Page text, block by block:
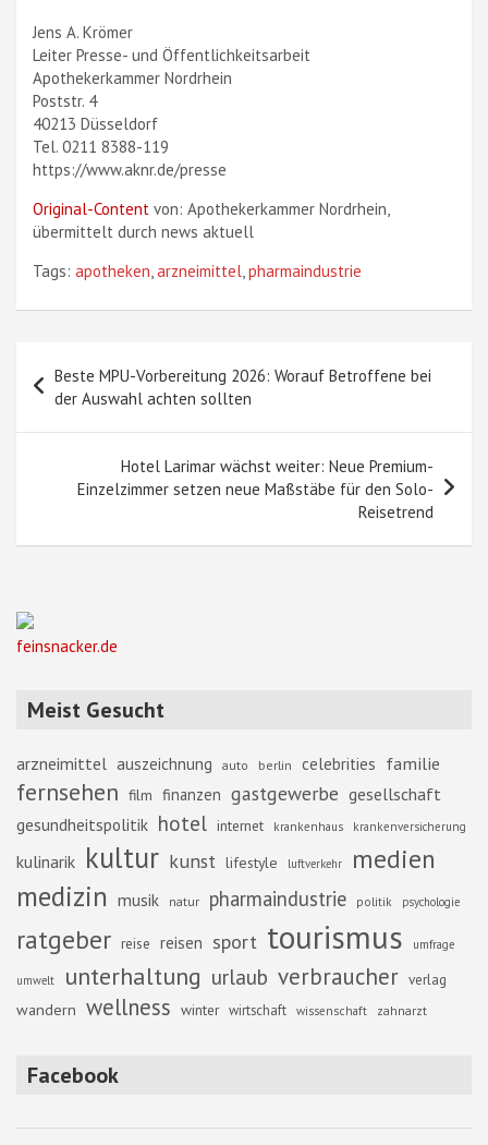
Jens A. Krömer
Leiter Presse- und Öffentlichkeitsarbeit
Apothekerkammer Nordrhein
Poststr. 4
40213 Düsseldorf
Tel. 0211 8388-119
https://www.aknr.de/presse
Original-Content von: Apothekerkammer Nordrhein,
übermittelt durch news aktuell
Tags: apotheken arzneimittel pharmaindustrie
Beste MPU-Vorbereitung 2026: Worauf Betroffene bei
der Auswahl achten sollten
Hotel Larimar wächst weiter: Neue Premium-
Einzelzimmer setzen neue Maßstäbe für den Solo-
Reisetrend
feinsnacker.de
Meist Gesucht
arzneimittel auszeichnung auto berlin celebrities familie
fernsehen film finanzen gastgewerbe gesellschaft
gesundheitspolitik hotel internet krankenhaus krankenversicherung
kulinarik kultur kunst lifestyle luftverkehr medien
medizin musik natur pharmaindustrie politik psychologie
ratgeber reise reisen sport tourismus umfrage
umwelt unterhaltung urlaub verbraucher verlag
wandern wellness winter wirtschaft wissenschaft zahnarzt
Facebook